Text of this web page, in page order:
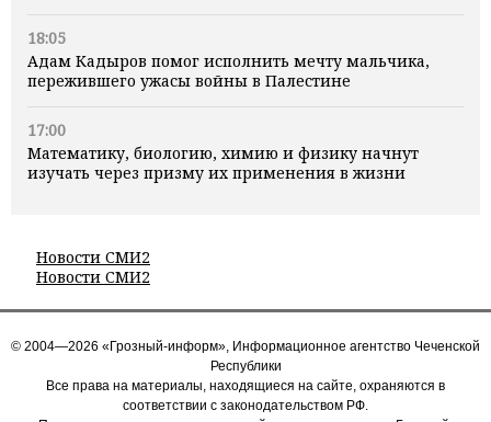
18:05
Адам Кадыров помог исполнить мечту мальчика,
пережившего ужасы войны в Палестине
17:00
Математику, биологию, химию и физику начнут
изучать через призму их применения в жизни
Новости СМИ2
Новости СМИ2
© 2004—2026 «Грозный-информ», Информационное агентство Чеченской
Республики
Все права на материалы, находящиеся на сайте, охраняются в
соответствии с законодательством РФ.